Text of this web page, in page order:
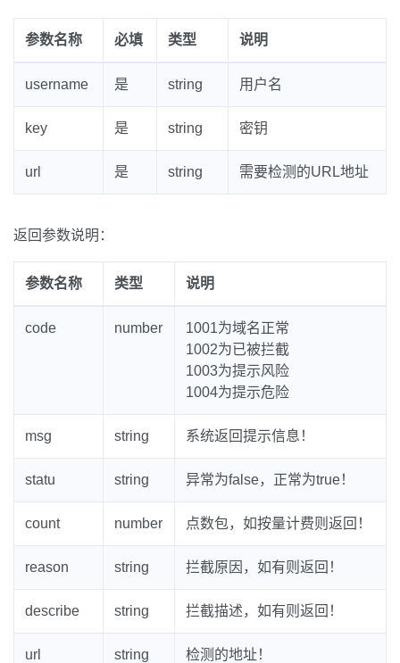
参数名称 必填 类型 说明
username 是 string 用户名
key 是 string 密钥
url 是 string 需要检测的URL地址
返回参数说明：
参数名称 类型 说明
code number
1001为域名正常
1002为已被拦截
1003为提示风险
1004为提示危险
msg string 系统返回提示信息！
statu string 异常为false，正常为true！
count number 点数包，如按量计费则返回！
reason string 拦截原因，如有则返回！
describe string 拦截描述，如有则返回！
url string 检测的地址！